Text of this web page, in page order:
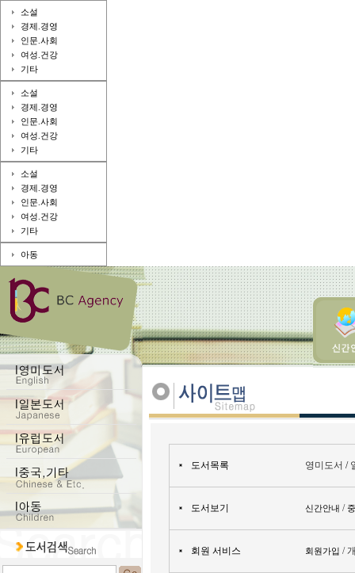
소설
경제.경영
인문.사회
여성.건강
기타
소설
경제.경영
인문.사회
여성.건강
기타
소설
경제.경영
인문.사회
여성.건강
기타
아동
도서목록 영미도서 /
도서보기 신간안내 /
회원 서비스 회원가입 /